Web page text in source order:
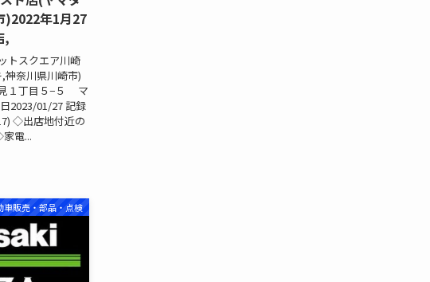
)2022年1月27
,
トスクエア川崎
奈川県川崎市)
１丁目５−５ マ
2023/01/27 記録
◇出店地付近の
家電...
車販売・部品・点検